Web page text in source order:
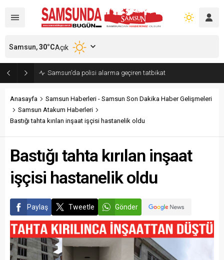
Samsun’da polisi alarma geçiren tatbikat
Samsun,30°CAçık
Anasayfa
Samsun Haberleri - Samsun Son Dakika Haber Gelişmeleri
Samsun Atakum Haberleri
Bastığı tahta kırılan inşaat işçisi hastanelik oldu
Bastığı tahta kırılan inşaat
işçisi hastanelik oldu
Paylaş Tweetle Gönder